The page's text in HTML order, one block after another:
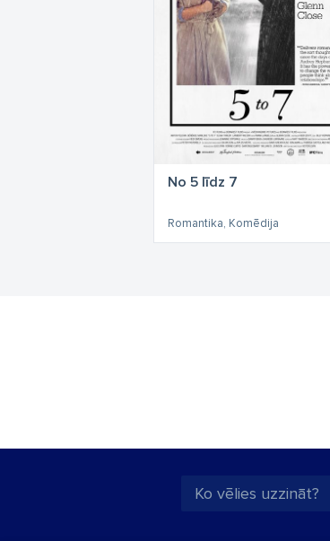
No 5 līdz 7
Romantika, Komēdija